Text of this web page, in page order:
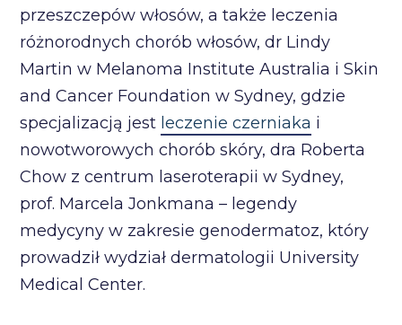
przeszczepów włosów, a także leczenia
różnorodnych chorób włosów, dr Lindy
Martin w Melanoma Institute Australia i Skin
and Cancer Foundation w Sydney, gdzie
specjalizacją jest leczenie czerniaka i
nowotworowych chorób skóry, dra Roberta
Chow z centrum laseroterapii w Sydney,
prof. Marcela Jonkmana – legendy
medycyny w zakresie genodermatoz, który
prowadził wydział dermatologii University
Medical Center.